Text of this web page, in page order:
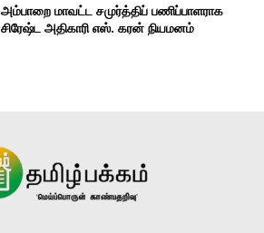
அம்பாறை மாவட்ட சமுர்த்திப் பணிப்பாளராக
சிரேஷ்ட அதிகாரி எஸ். கரன் நியமனம்